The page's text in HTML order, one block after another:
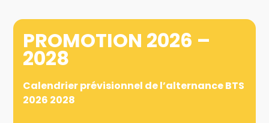
PROMOTION 2026 –
2028
Calendrier prévisionnel de l’alternance BTS
2026 2028